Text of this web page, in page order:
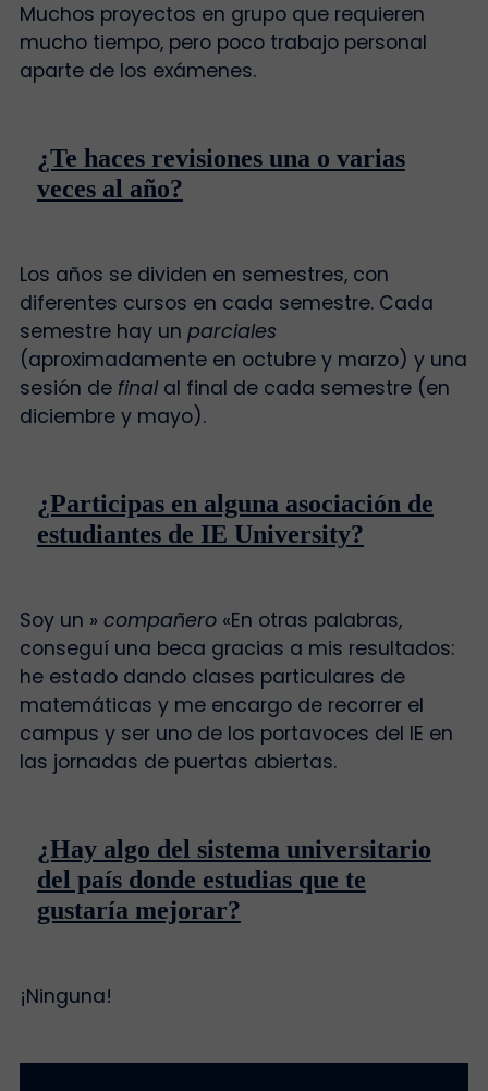
Muchos proyectos en grupo que requieren
mucho tiempo, pero poco trabajo personal
aparte de los exámenes.
¿Te haces revisiones una o varias
veces al año?
Los años se dividen en semestres, con
diferentes cursos en cada semestre. Cada
semestre hay un parciales
(aproximadamente en octubre y marzo) y una
sesión de finalal final de cada semestre (en
diciembre y mayo).
¿Participas en alguna asociación de
estudiantes de IE University?
Soy un » compañero«En otras palabras,
conseguí una beca gracias a mis resultados:
he estado dando clases particulares de
matemáticas y me encargo de recorrer el
campus y ser uno de los portavoces del IE en
las jornadas de puertas abiertas.
¿Hay algo del sistema universitario
del país donde estudias que te
gustaría mejorar?
¡Ninguna!